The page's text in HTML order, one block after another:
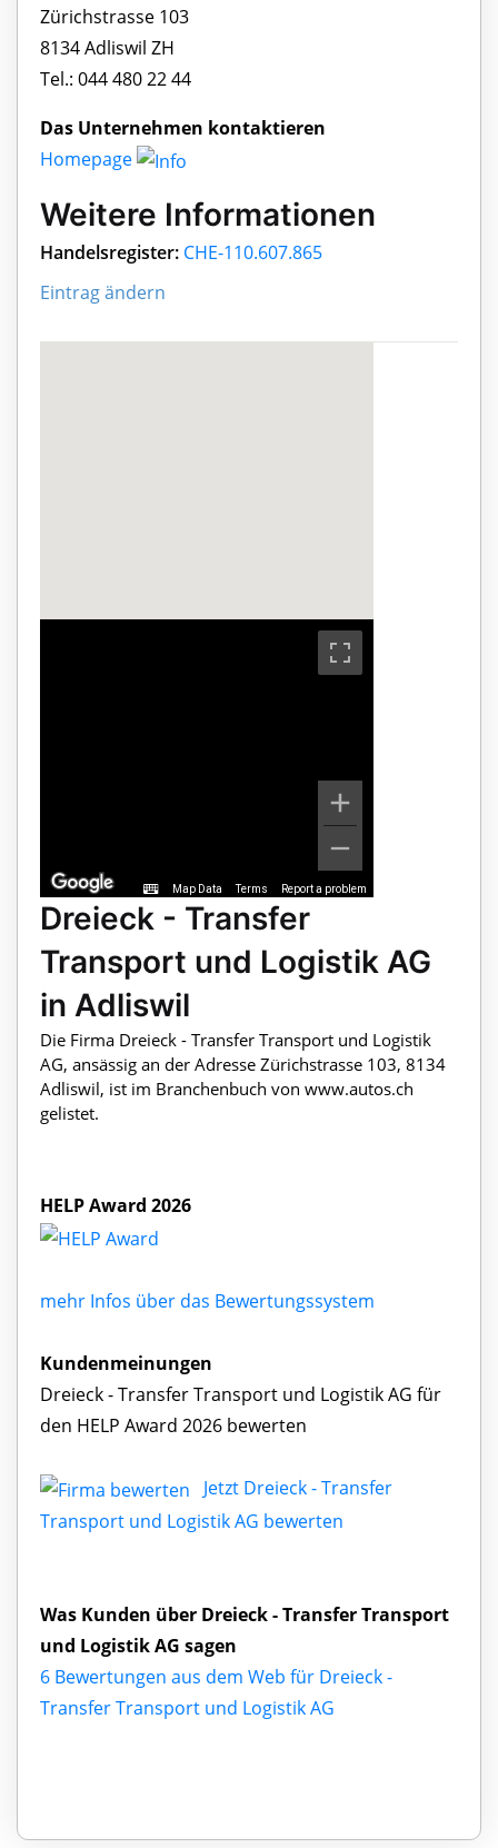
Zürichstrasse 103
8134 Adliswil ZH
Tel.: 044 480 22 44
Das Unternehmen kontaktieren
Homepage
Weitere Informationen
Handelsregister: CHE-110.607.865
Eintrag ändern
Map Data Terms Report a problem
Dreieck - Transfer
Transport und Logistik AG
in Adliswil
Die Firma Dreieck - Transfer Transport und Logistik
AG, ansässig an der Adresse Zürichstrasse 103, 8134
Adliswil, ist im Branchenbuch von www.autos.ch
gelistet.
HELP Award 2026
mehr Infos über das Bewertungssystem
Kundenmeinungen
Dreieck - Transfer Transport und Logistik AG für
den HELP Award 2026 bewerten
Jetzt Dreieck - Transfer
Transport und Logistik AG bewerten
Was Kunden über Dreieck - Transfer Transport
und Logistik AG sagen
6 Bewertungen aus dem Web für Dreieck -
Transfer Transport und Logistik AG